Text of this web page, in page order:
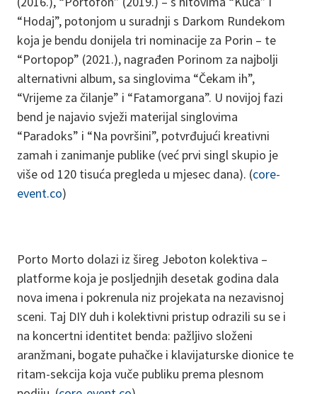
“Hodaj”, potonjom u suradnji s Darkom Rundekom
koja je bendu donijela tri nominacije za Porin – te
“Portopop” (2021.), nagrađen Porinom za najbolji
alternativni album, sa singlovima “Čekam ih”,
“Vrijeme za čilanje” i “Fatamorgana”. U novijoj fazi
bend je najavio svježi materijal singlovima
“Paradoks” i “Na površini”, potvrđujući kreativni
zamah i zanimanje publike (već prvi singl skupio je
više od 120 tisuća pregleda u mjesec dana). (core-
event.co)
Porto Morto dolazi iz šireg Jeboton kolektiva –
platforme koja je posljednjih desetak godina dala
nova imena i pokrenula niz projekata na nezavisnoj
sceni. Taj DIY duh i kolektivni pristup odrazili su se i
na koncertni identitet benda: pažljivo složeni
aranžmani, bogate puhačke i klavijaturske dionice te
ritam-sekcija koja vuče publiku prema plesnom